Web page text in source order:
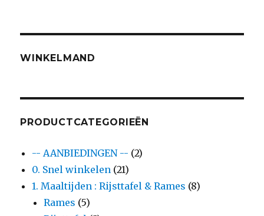
WINKELMAND
PRODUCTCATEGORIEËN
-- AANBIEDINGEN -- (2)
0. Snel winkelen (21)
1. Maaltijden : Rijsttafel & Rames (8)
Rames (5)